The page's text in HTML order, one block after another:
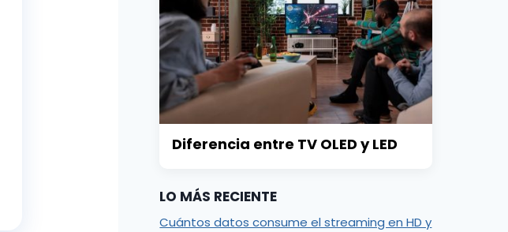
Diferencia entre TV OLED y LED
LO MÁS RECIENTE
Cuántos datos consume el streaming en HD y